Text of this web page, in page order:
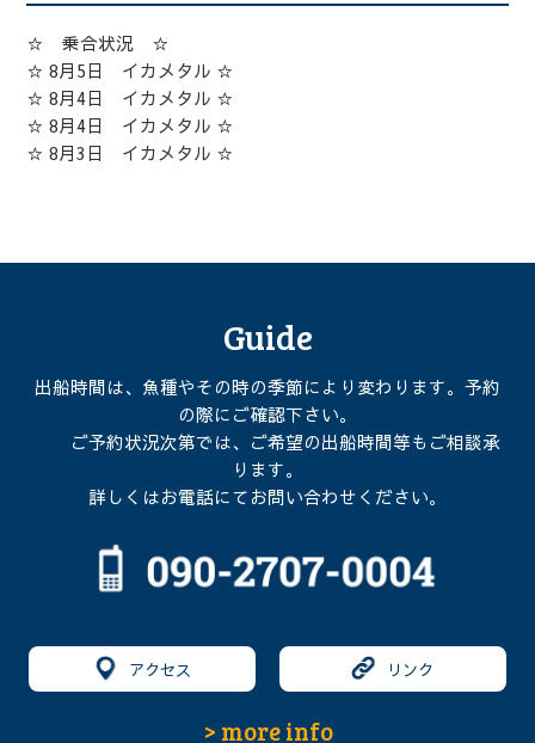
☆ 乗合状況 ☆
☆ 8月5日 イカメタル ☆
☆ 8月4日 イカメタル ☆
☆ 8月4日 イカメタル ☆
☆ 8月3日 イカメタル ☆
Guide
出船時間は、魚種やその時の季節により変わります。予約
の際にご確認下さい。
ご予約状況次第では、ご希望の出船時間等もご相談承
ります。
詳しくはお電話にてお問い合わせください。
アクセス リンク
> more info